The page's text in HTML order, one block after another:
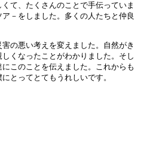
て、たくさんのことで手伝っていま
－をしました。多くの人たちと仲良
の悪い考えを変えました。自然がき
くなったことがわかりました。そし
このことを伝えました。これからも
とってとてもうれしいです。